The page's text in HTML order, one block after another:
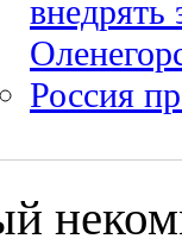
внедрять
Россия